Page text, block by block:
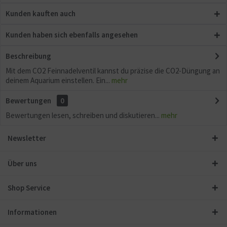
Kunden kauften auch
Kunden haben sich ebenfalls angesehen
Beschreibung
Mit dem CO2 Feinnadelventil kannst du präzise die CO2-Düngung an
deinem Aquarium einstellen. Ein... mehr
Bewertungen
0
Bewertungen lesen, schreiben und diskutieren... mehr
Newsletter
Über uns
Shop Service
Informationen